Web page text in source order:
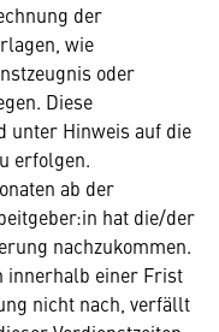
der
wie
oder
Diese
unter Hinweis auf die
erfolgen.
ab der
hat die/der
nachzukommen.
innerhalb einer Frist
nicht nach, verfällt